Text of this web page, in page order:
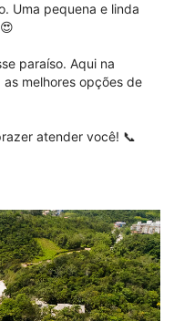
Uma pequena e linda
paraíso. Aqui na
melhores opções de
atender você! 📞